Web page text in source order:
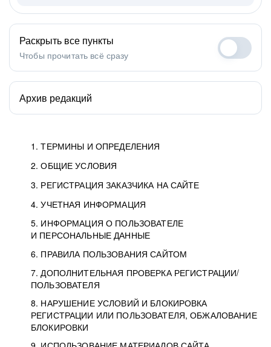
1. ТЕРМИНЫ И ОПРЕДЕЛЕНИЯ
2. ОБЩИЕ УСЛОВИЯ
3. РЕГИСТРАЦИЯ ЗАКАЗЧИКА НА САЙТЕ
4. УЧЕТНАЯ ИНФОРМАЦИЯ
5. ИНФОРМАЦИЯ О ПОЛЬЗОВАТЕЛЕ
И ПЕРСОНАЛЬНЫЕ ДАННЫЕ
6. ПРАВИЛА ПОЛЬЗОВАНИЯ САЙТОМ
7. ДОПОЛНИТЕЛЬНАЯ ПРОВЕРКА РЕГИСТРАЦИИ/
ПОЛЬЗОВАТЕЛЯ
8. НАРУШЕНИЕ УСЛОВИЙ И БЛОКИРОВКА
РЕГИСТРАЦИИ ИЛИ ПОЛЬЗОВАТЕЛЯ, ОБЖАЛОВАНИЕ
БЛОКИРОВКИ
Раскрыть все пункты
Чтобы прочитать всё сразу
Архив редакций